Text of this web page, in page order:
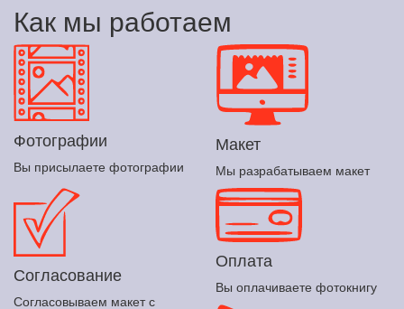
Как мы работаем
Фотографии
Вы присылаете фотографии
Макет
Мы разрабатываем макет
Согласование
Согласовываем макет с
Оплата
Вы оплачиваете фотокнигу